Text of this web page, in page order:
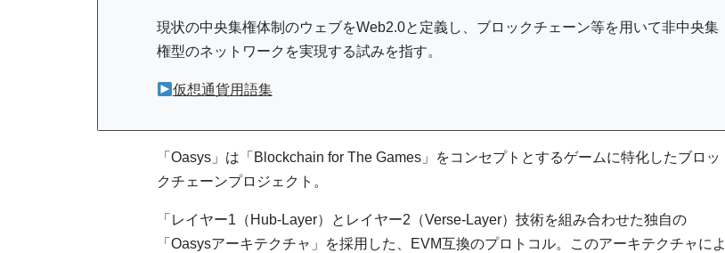
現状の中央集権体制のウェブをWeb2.0と定義し、ブロックチェーン等を用いて非中央集
権型のネットワークを実現する試みを指す。
仮想通貨用語集
「Oasys」は「Blockchain for The Games」をコンセプトとするゲームに特化したブロッ
クチェーンプロジェクト。
「レイヤー1（Hub-Layer）とレイヤー2（Verse-Layer）技術を組み合わせた独自の
「Oasysアーキテクチャ」を採用した、EVM互換のプロトコル。このアーキテクチャによ